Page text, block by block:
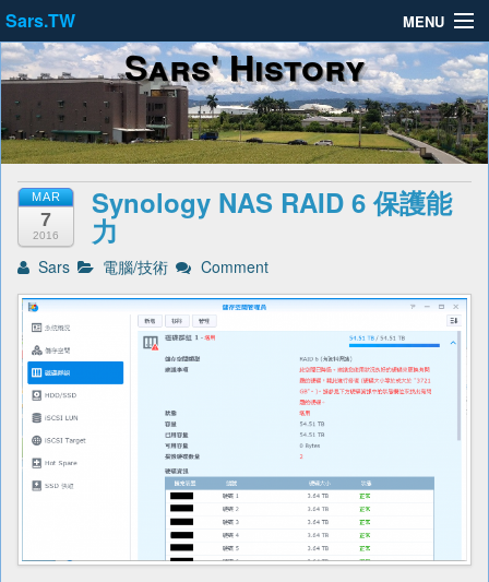
Sars.TW MENU
About
Privacy Policy
Terms of Service
Sars' History
MAR
7
2016
Synology NAS RAID 6 保護能
力
Sars 電腦/技術 Comment